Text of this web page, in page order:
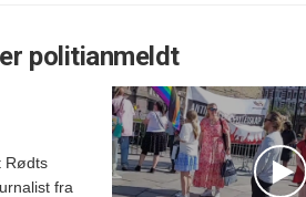
politianmeldt
Rødts
fra